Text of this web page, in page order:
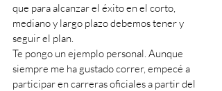
que para alcanzar el éxito en el corto,
mediano y largo plazo debemos tener y
seguir el plan.
Te pongo un ejemplo personal. Aunque
siempre me ha gustado correr, empecé a
participar en carreras oficiales a partir del